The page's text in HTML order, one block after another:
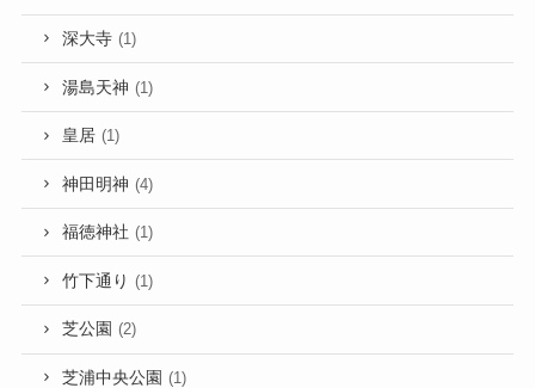
深大寺 (1)
湯島天神 (1)
皇居 (1)
神田明神 (4)
福徳神社 (1)
竹下通り (1)
芝公園 (2)
芝浦中央公園 (1)